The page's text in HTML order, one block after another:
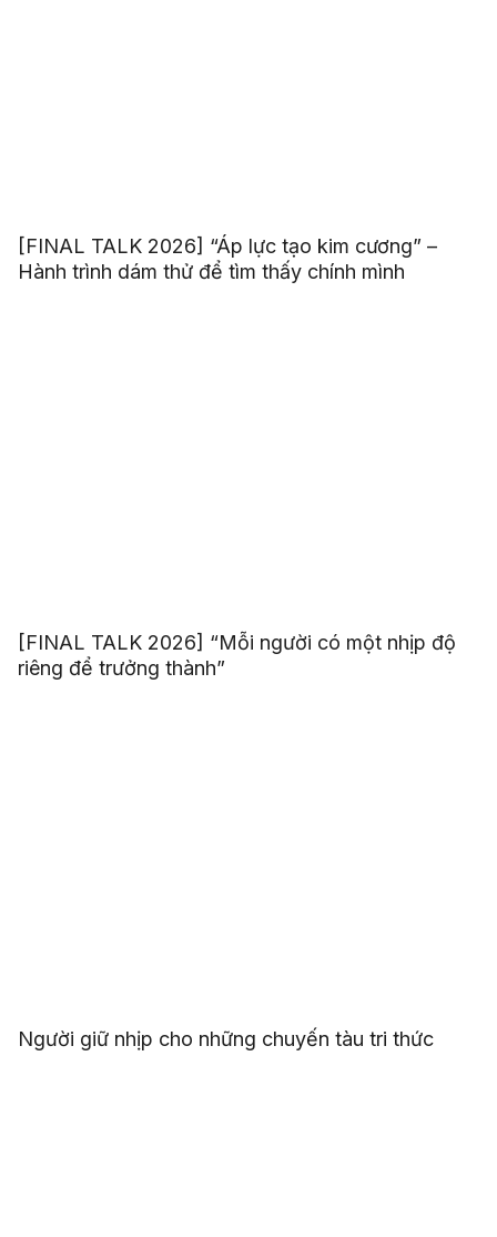
[FINAL TALK 2026] “Áp lực tạo kim cương” –
Hành trình dám thử để tìm thấy chính mình
[FINAL TALK 2026] “Mỗi người có một nhịp độ
riêng để trưởng thành”
Người giữ nhịp cho những chuyến tàu tri thức